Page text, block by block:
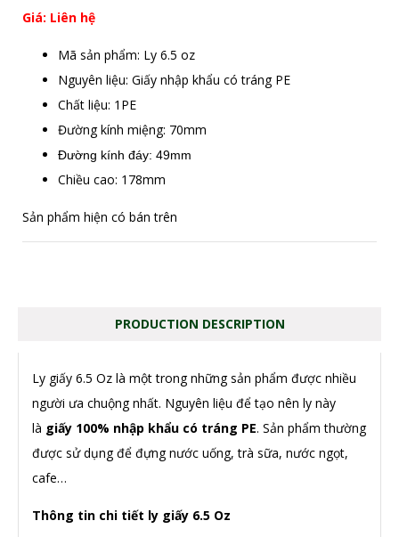
Giá: Liên hệ
Mã sản phẩm: Ly 6.5 oz
Nguyên liệu: Giấy nhập khẩu có tráng PE
Chất liệu: 1PE
Đường kính miệng: 70mm
Đường kính đáy: 49mm
Chiều cao: 178mm
Sản phẩm hiện có bán trên
PRODUCTION DESCRIPTION
Ly giấy 6.5 Oz là một trong những sản phẩm được nhiều
người ưa chuộng nhất. Nguyên liệu để tạo nên ly này
là giấy 100% nhập khẩu có tráng PE. Sản phẩm thường
được sử dụng để đựng nước uống, trà sữa, nước ngọt,
cafe…
Thông tin chi tiết ly giấy 6.5 Oz